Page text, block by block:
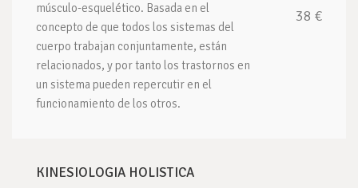
músculo-esquelético. Basada en el
concepto de que todos los sistemas del
cuerpo trabajan conjuntamente, están
relacionados, y por tanto los trastornos en
un sistema pueden repercutir en el
funcionamiento de los otros.
38 €
KINESIOLOGIA HOLISTICA